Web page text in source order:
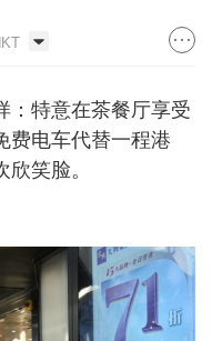
：特意在茶餐厅享受
费电车代替一程港
笑脸。